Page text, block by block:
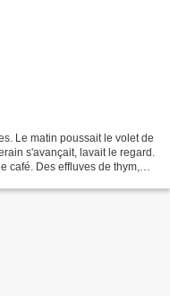
Le matin poussait le volet de
s'avançait, lavait le regard.
café. Des effluves de thym,